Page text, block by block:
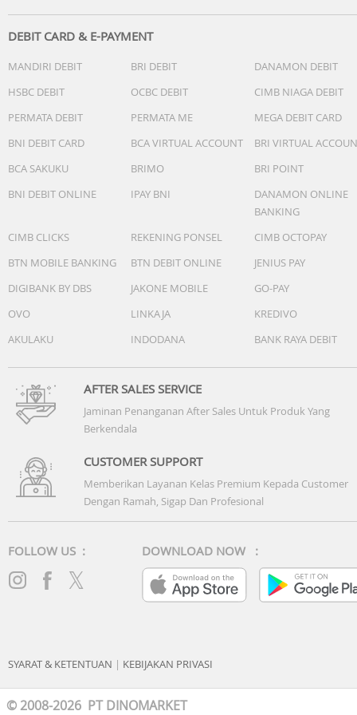
Isi Kotak
iPhone dengan iOS 26.
Kable USB-C ke USB-C.
DEBIT CARD & E-PAYMENT
MANDIRI DEBIT BRI DEBIT
DANAMON DEBIT
HSBC DEBIT
OCBC DEBIT
CIMB NIAGA DEBIT
PERMATA DEBIT
PERMATA ME
MEGA DEBIT CARD
BNI DEBIT CARD
BCA VIRTUAL ACCOUNT
BRI VIRTUAL
BCA SAKUKU
BRIMO
BRI POINT
BNI DEBIT ONLINE
IPAY BNI
DANAMON ONLINE
BANKING
CIMB CLICKS
REKENING PONSEL
CIMB OCTOPAY
BTN MOBILE BANKING
BTN DEBIT ONLINE
JENIUS PAY
DIGIBANK BY DBS
JAKONE MOBILE
GO-PAY
OVO
LINKAJA
KREDIVO
AKULAKU
INDODANA BANK RAYA DEBIT
AFTER SALES SERVICE
Jaminan Penanganan After Sales Untuk Produk Yang
Berkendala
CUSTOMER SUPPORT
Memberikan Layanan Kelas Premium Kepada Customer
Dengan Ramah, Sigap Dan Profesional
FOLLOW US : DOWNLOAD NOW :
SYARAT & KETENTUAN | KEBIJAKAN PRIVASI
© 2008-2026 PT DINOMARKET